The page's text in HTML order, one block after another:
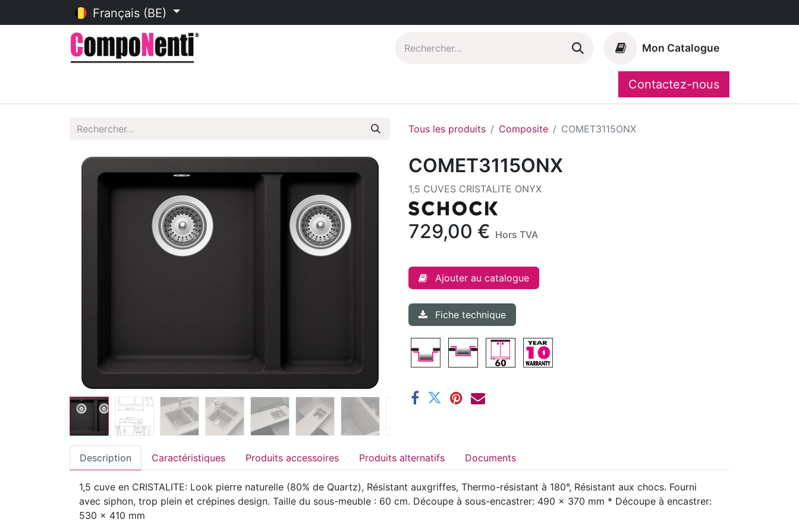
Français (BE)
Mon Catalogue
CompoShop
Contactez-nous
Tous les produits Composite COMET3115ONX
COMET3115ONX
1,5 CUVES CRISTALITE ONYX
729,00 € Hors TVA
Ajouter au catalogue
Fiche technique
Description Caractéristiques Produits accessoires Produits alternatifs Documents
1,5 cuve en CRISTALITE: Look pierre naturelle (80% de Quartz), Résistant auxgriffes, Thermo-résistant à 180°, Résistant aux chocs. Fourni
avec siphon, trop plein et crépines design. Taille du sous-meuble : 60 cm. Découpe à sous-encastrer: 490 x 370 mm * Découpe à encastrer:
530 x 410 mm